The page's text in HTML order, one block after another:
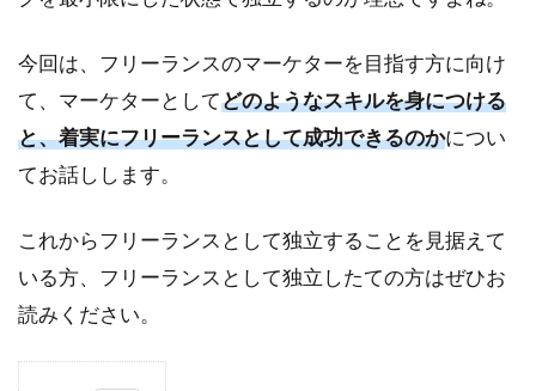
今回は、フリーランスのマーケターを目指す方に向け
て、マーケターとしてどのようなスキルを身につける
と、着実にフリーランスとして成功できるのかについ
てお話しします。
これからフリーランスとして独立することを見据えて
いる方、フリーランスとして独立したての方はぜひお
読みください。